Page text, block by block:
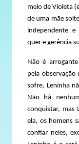
meio de Violeta
de uma mãe
independente
quer e gerência
Não é
pela
sofre, Leninha
Não há
conquistar, mas
ela, os homens
confiar neles,